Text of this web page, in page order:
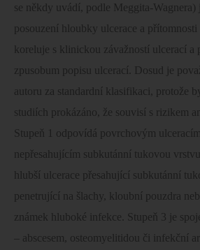
se někdy uvádí, podle Meggita-Wagnera)
posouzení hloubky ulcerace a
koreluje s klinickou závažností ulcerací a
zpusobum popisu ulcerací. Dosud je
autoru za standardní klasifikaci, protože
studiích prokázáno, že souvisí s rizikem
Stupeň 1 odpovídá povrchovým
nepřesahujícím subkutánní tukovou
hlubší ulcerace přesahující subkutánní
penetrující na šlachy, kloubní pouzdra
známek hluboké infekce. Stupeň 3 je
– abscesem, osteomyelitidou či infekční